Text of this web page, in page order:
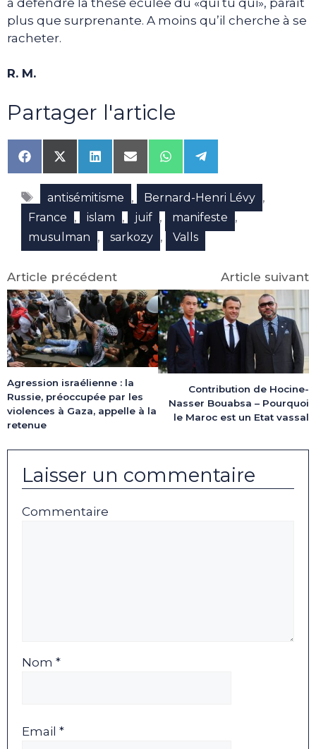
plus que surprenante. A moins qu’il cherche à se
racheter.
R. M.
Partager l'article
Share
on
Facebook
Share
on
X
(Twitter)
Share
on
LinkedIn
Share
on
Email
Share
on
WhatsApp
Share
on
Telegram
Étiquettes
antisémitisme , Bernard-Henri Lévy ,
France , islam , juif , manifeste ,
musulman , sarkozy , Valls
Article précédent
Agression israélienne : la
Russie, préoccupée par les
violences à Gaza, appelle à la
retenue
Article suivant
Contribution de Hocine-
Nasser Bouabsa – Pourquoi
le Maroc est un Etat vassal
Laisser un commentaire
Commentaire
Nom *
Email *